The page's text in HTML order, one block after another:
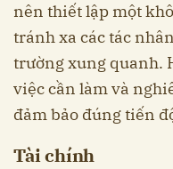
nên thiết lập một
tránh xa các tác
trường xung quanh.
việc cần làm và
đảm bảo đúng tiến
Tài chính